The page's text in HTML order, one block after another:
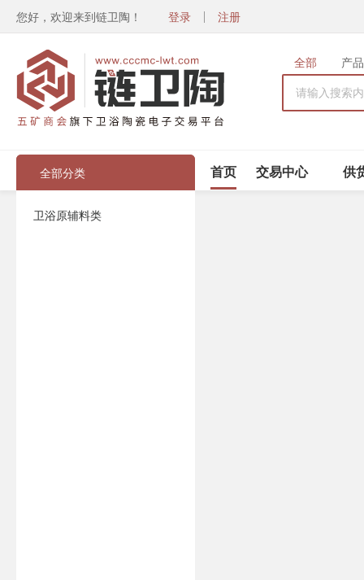
您好，欢迎来到链卫陶！ 登录 注册
全部 产品
首页 交易中心 供
全部分类
全部分类
卫浴原辅料类